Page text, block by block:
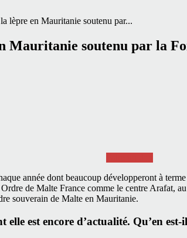
lèpre en Mauritanie soutenu par...
Mauritanie soutenu par la
année dont beaucoup développeront à
de Malte France comme le centre
souverain de Malte en Mauritanie.
est encore d’actualité. Qu’en